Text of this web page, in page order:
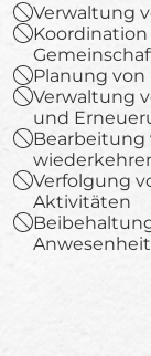
Verwaltung
Planung
Verwaltung
und
Bearbeitung
Verfolgung
Aktivitäten